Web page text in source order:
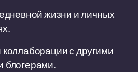
жизни и личных
с другими
блогерами.